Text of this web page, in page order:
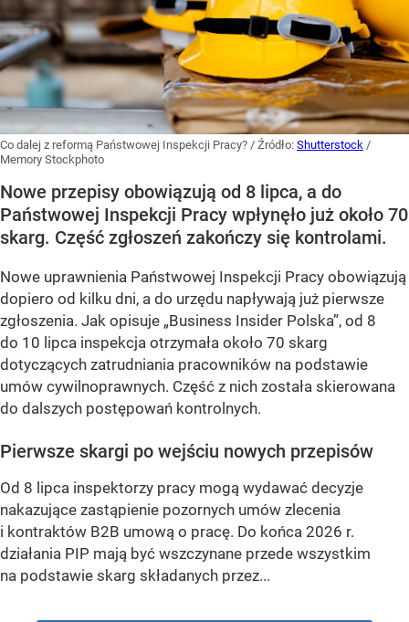
Co dalej z reformą Państwowej Inspekcji Pracy? / Źródło: Shutterstock /
Memory Stockphoto
Nowe przepisy obowiązują od 8 lipca, a do
Państwowej Inspekcji Pracy wpłynęło już około 70
skarg. Część zgłoszeń zakończy się kontrolami.
Nowe uprawnienia Państwowej Inspekcji Pracy obowiązują
dopiero od kilku dni, a do urzędu napływają już pierwsze
zgłoszenia. Jak opisuje „Business Insider Polska”, od 8
do 10 lipca inspekcja otrzymała około 70 skarg
dotyczących zatrudniania pracowników na podstawie
umów cywilnoprawnych. Część z nich została skierowana
do dalszych postępowań kontrolnych.
Pierwsze skargi po wejściu nowych przepisów
Od 8 lipca inspektorzy pracy mogą wydawać decyzje
nakazujące zastąpienie pozornych umów zlecenia
i kontraktów B2B umową o pracę. Do końca 2026 r.
działania PIP mają być wszczynane przede wszystkim
na podstawie skarg składanych przez...